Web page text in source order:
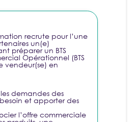
recrute pour l’une
un(e)
préparer un BTS
Opérationnel (BTS
vendeur(se) en
demandes des
et apporter des
l’offre commerciale